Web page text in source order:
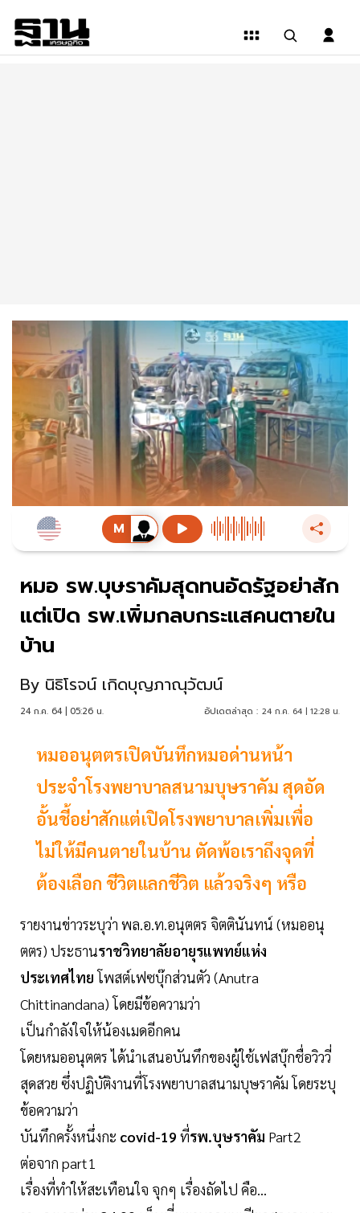
หมอ รพ.บุษราคัมสุดทนอัดรัฐอย่าสัก
แต่เปิด รพ.เพิ่มกลบกระแสคนตายใน
บ้าน
By นิธิโรจน์ เกิดบุญภาณุวัฒน์
24 ก.ค. 64 | 05:26 น. อัปเดตล่าสุด : 24 ก.ค. 64 | 12:28 น.
หมออนุตตรเปิดบันทึกหมอด่านหน้า
ประจำโรงพยาบาลสนามบุษราคัม สุดอัด
อั้นชี้อย่าสักแต่เปิดโรงพยาบาลเพิ่มเพื่อ
ไม่ให้มีคนตายในบ้าน ตัดพ้อเราถึงจุดที่
ต้องเลือก ชีวิตแลกชีวิต แล้วจริงๆ หรือ
รายงานข่าวระบุว่า พล.อ.ท.อนุตตร จิตตินันทน์ (หมออนุ
ตตร) ประธานราชวิทยาลัยอายุรแพทย์แห่ง
ประเทศไทยโพสต์เฟซบุ๊กส่วนตัว (Anutra
Chittinandana) โดยมีข้อความว่า
เป็นกำลังใจให้น้องเมดอีกคน
โดยหมออนุตตร ได้นำเสนอบันทึกของผู้ใช้เฟสบุ๊กชื่อวิววี่
สุดสวย ซึ่งปฏิบัติงานที่โรงพยาบาลสนามบุษราคัม โดยระบุ
ข้อความว่า
บันทึกครั้งหนึ่งกะ covid-19 ที่รพ.บุษราคัม Part2
ต่อจาก part1
เรื่องที่ทำให้สะเทือนใจ จุกๆ เรื่องถัดไป คือ...